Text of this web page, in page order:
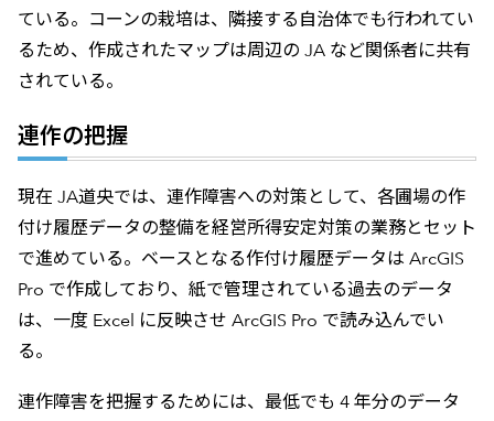
ている。コーンの栽培は、隣接する自治体でも行われてい
るため、作成されたマップは周辺の JA など関係者に共有
されている。
連作の把握
現在 JA道央では、連作障害への対策として、各圃場の作
付け履歴データの整備を経営所得安定対策の業務とセット
で進めている。ベースとなる作付け履歴データは ArcGIS
Pro で作成しており、紙で管理されている過去のデータ
は、一度 Excel に反映させ ArcGIS Pro で読み込んでい
る。
連作障害を把握するためには、最低でも 4 年分のデータ